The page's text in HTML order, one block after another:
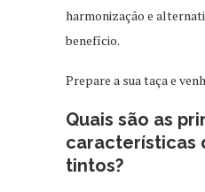
harmonização e
benefício.
Prepare a sua taça e
Quais são as
características
tintos?